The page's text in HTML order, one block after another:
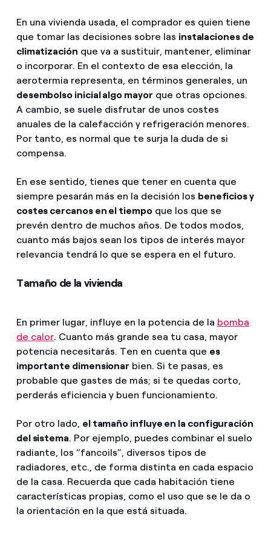
En una vivienda usada, el comprador es quien tiene
que tomar las decisiones sobre las instalaciones de
climatización que va a sustituir, mantener, eliminar
o incorporar. En el contexto de esa elección, la
aerotermia representa, en términos generales, un
desembolso inicial algo mayor que otras opciones.
A cambio, se suele disfrutar de unos costes
anuales de la calefacción y refrigeración menores.
Por tanto, es normal que te surja la duda de si
compensa.
En ese sentido, tienes que tener en cuenta que
siempre pesarán más en la decisión los beneficios y
costes cercanos en el tiempoque los que se
prevén dentro de muchos años. De todos modos,
cuanto más bajos sean los tipos de interés mayor
relevancia tendrá lo que se espera en el futuro.
Tamaño de la vivienda
En primer lugar, influye en la potencia de la bomba
de calor. Cuanto más grande sea tu casa, mayor
potencia necesitarás. Ten en cuenta que es
importante dimensionar bien. Si te pasas, es
probable que gastes de más; si te quedas corto,
perderás eficiencia y buen funcionamiento.
Por otro lado, el tamaño influye en la configuración
del sistema. Por ejemplo, puedes combinar el suelo
radiante, los “fancoils”, diversos tipos de
radiadores, etc., de forma distinta en cada espacio
de la casa. Recuerda que cada habitación tiene
características propias, como el uso que se le da o
la orientación en la que está situada.